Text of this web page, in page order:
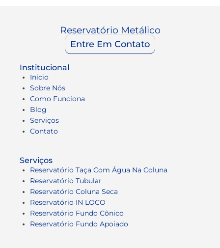
Reservatório Metálico
Entre Em Contato
Institucional
Início
Sobre Nós
Como Funciona
Blog
Serviços
Contato
Serviços
Reservatório Taça Com Água Na Coluna
Reservatório Tubular
Reservatório Coluna Seca
Reservatório IN LOCO
Reservatório Fundo Cônico
Reservatório Fundo Apoiado